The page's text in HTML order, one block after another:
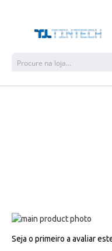
Salte
o
para
Seja o primeiro a avaliar